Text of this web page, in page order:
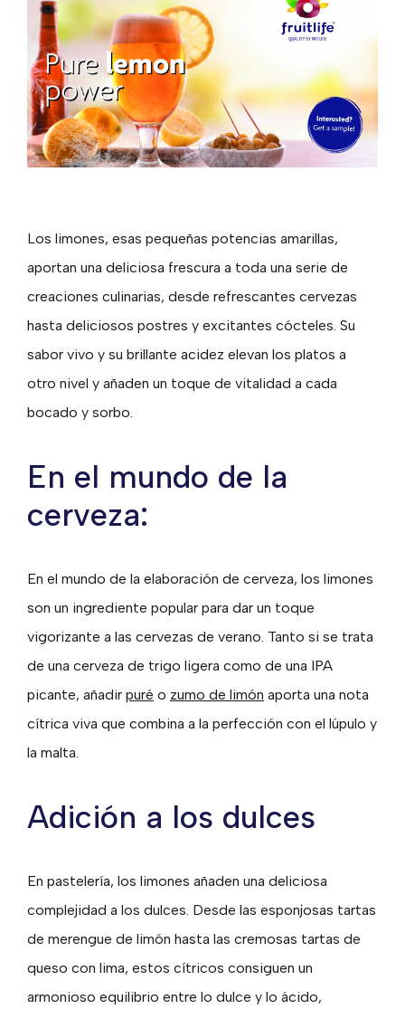
Los limones, esas pequeñas potencias amarillas,
aportan una deliciosa frescura a toda una serie de
creaciones culinarias, desde refrescantes cervezas
hasta deliciosos postres y excitantes cócteles. Su
sabor vivo y su brillante acidez elevan los platos a
otro nivel y añaden un toque de vitalidad a cada
bocado y sorbo.
En el mundo de la
cerveza:
En el mundo de la elaboración de cerveza, los limones
son un ingrediente popular para dar un toque
vigorizante a las cervezas de verano. Tanto si se trata
de una cerveza de trigo ligera como de una IPA
picante, añadir puré o zumo de limón aporta una nota
cítrica viva que combina a la perfección con el lúpulo y
la malta.
Adición a los dulces
En pastelería, los limones añaden una deliciosa
complejidad a los dulces. Desde las esponjosas tartas
de merengue de limón hasta las cremosas tartas de
queso con lima, estos cítricos consiguen un
armonioso equilibrio entre lo dulce y lo ácido,